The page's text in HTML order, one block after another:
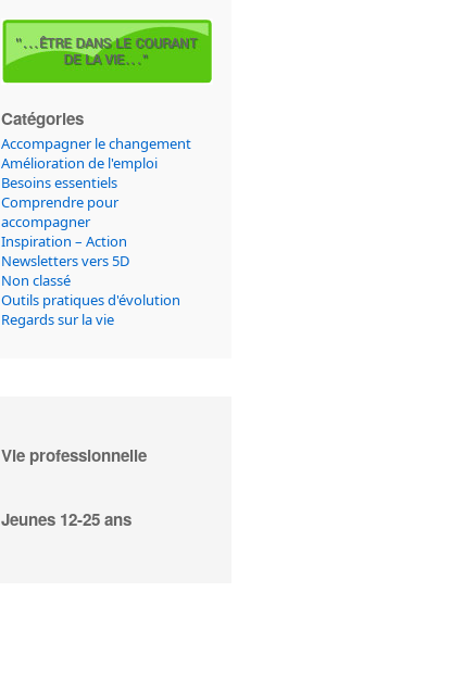
Catégories
Accompagner le changement
Amélioration de l'emploi
Besoins essentiels
Comprendre pour
accompagner
Inspiration – Action
Newsletters vers 5D
Non classé
Outils pratiques d'évolution
Regards sur la vie
Vie professionnelle
Jeunes 12-25 ans